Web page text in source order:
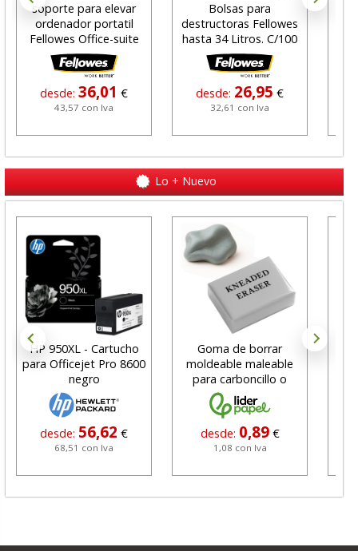
soporte para elevar
ordenador portatil
Fellowes Office-suite
desde:36,01 €
43,57 con Iva
Bolsas para
destructoras Fellowes
hasta 34 Litros. C/100
desde: 26,95 €
32,61 con Iva
Lo + Nuevo
HP 950XL - Cartucho
para Officejet Pro 8600
negro
desde: 56,62 €
68,51 con Iva
Goma de borrar
moldeable maleable
para carboncillo o
grafito
desde: 0,89 €
1,08 con Iva